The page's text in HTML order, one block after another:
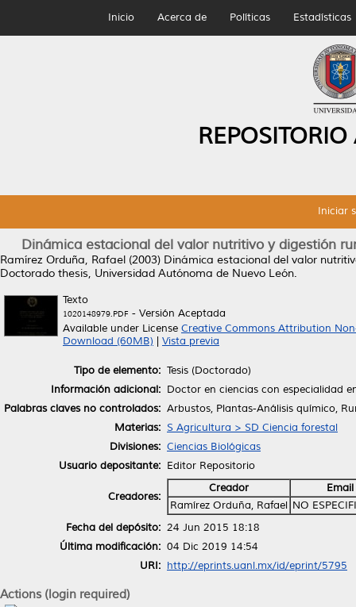
Inicio Acerca de Políticas Estadísticas
Iniciar
Dinámica estacional del valor nutritivo y digestión
Ramírez Orduña, Rafael (2003) Dinámica estacional del valor
Doctorado thesis, Universidad Autónoma de Nuevo León.
Texto
1020148979.PDF - Versión Aceptada
Available under License Creative Commons Attribution
Download (60MB)
Vista previa
Tipo de elemento: Tesis (Doctorado)
Información adicional: Doctor en ciencias con especialidad
Palabras claves no controlados: Arbustos, Plantas-Análisis químico,
Materias: S Agricultura > SD Ciencia forestal
Divisiones: Ciencias Biológicas
Usuario depositante: Editor Repositorio
Creadores:
Creador
Email
Ramírez Orduña, Rafael NO
Fecha del depósito: 24 Jun 2015 18:18
Última modificación: 04 Dic 2019 14:54
URI: http://eprints.uanl.mx/id/eprint/5795
Actions (login required)